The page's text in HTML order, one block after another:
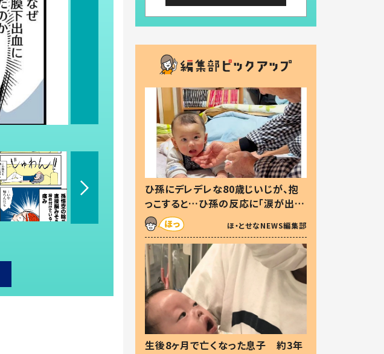
ひ孫にデレデレな80歳じいじが、抱
っこすると…ひ孫の反応に「涙が出ま
した」「可愛くて仕方ない」
ほ・とせなNEWS編集部
生後8ヶ月で亡くなった息子 約3年